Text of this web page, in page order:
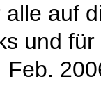
auf
und
Feb.